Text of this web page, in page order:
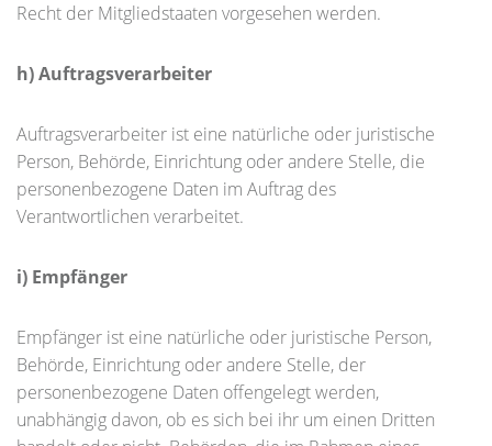
Recht der Mitgliedstaaten vorgesehen werden.
h) Auftragsverarbeiter
Auftragsverarbeiter ist eine natürliche oder juristische
Person, Behörde, Einrichtung oder andere Stelle, die
personenbezogene Daten im Auftrag des
Verantwortlichen verarbeitet.
i) Empfänger
Empfänger ist eine natürliche oder juristische Person,
Behörde, Einrichtung oder andere Stelle, der
personenbezogene Daten offengelegt werden,
unabhängig davon, ob es sich bei ihr um einen Dritten